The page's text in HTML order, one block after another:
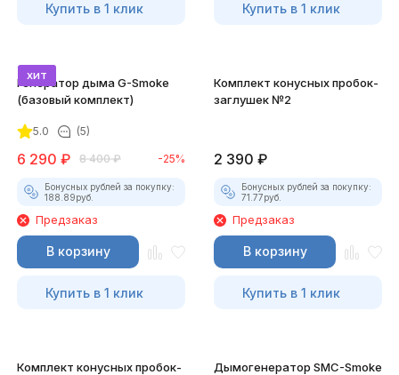
Купить в 1 клик Купить в 1 клик
хит
Генератор дыма G-Smoke
(базовый комплект)
5.0 (5)
6 290 ₽ 8 400 ₽ -25%
Бонусных рублей за покупку:
188.89руб.
Предзаказ
В корзину
Купить в 1 клик
Комплект конусных пробок-
заглушек №2
2 390 ₽
Бонусных рублей за покупку:
71.77руб.
Предзаказ
В корзину
Купить в 1 клик
Комплект конусных пробок-
Дымогенератор SMC-Smoke